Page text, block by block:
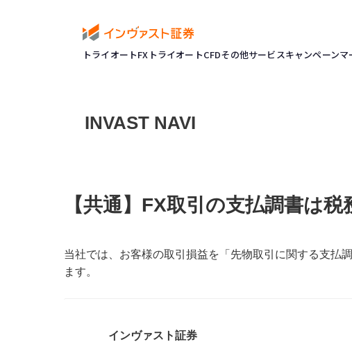
トライオートFX トライオートCFDその他サービスキャンペーンマ
INVAST NAVI
【共通】FX取引の支払調書は
当社では、お客様の取引損益を「先物取引に関する支払
ます。
インヴァスト証券